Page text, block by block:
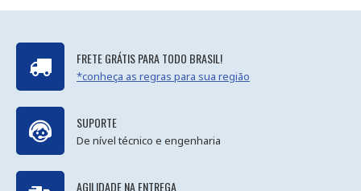
FRETE GRÁTIS PARA TODO BRASIL!
*conheça as regras para sua região
SUPORTE
De nível técnico e engenharia
AGILIDADE NA ENTREGA